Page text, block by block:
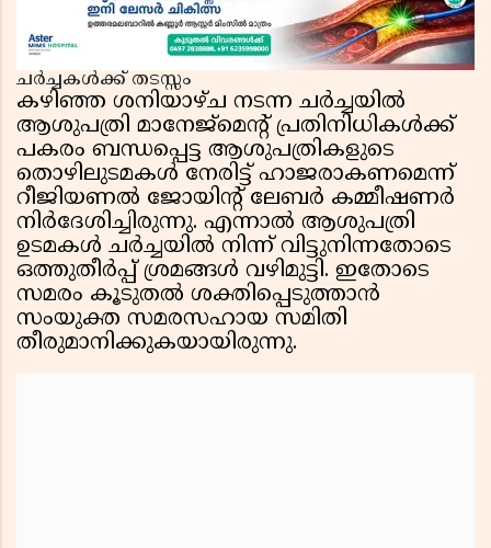
ചർച്ചകൾക്ക് തടസ്സം
കഴിഞ്ഞ ശനിയാഴ്ച നടന്ന ചർച്ചയിൽ
ആശുപത്രി മാനേജ്‌മെൻ്റ് പ്രതിനിധികൾക്ക്
പകരം ബന്ധപ്പെട്ട ആശുപത്രികളുടെ
തൊഴിലുടമകൾ നേരിട്ട് ഹാജരാകണമെന്ന്
റീജിയണൽ ജോയിന്റ് ലേബർ കമ്മീഷണർ
നിർദേശിച്ചിരുന്നു. എന്നാൽ ആശുപത്രി
ഉടമകൾ ചർച്ചയിൽ നിന്ന് വിട്ടുനിന്നതോടെ
ഒത്തുതീർപ്പ് ശ്രമങ്ങൾ വഴിമുട്ടി. ഇതോടെ
സമരം കൂടുതൽ ശക്തിപ്പെടുത്താൻ
സംയുക്ത സമരസഹായ സമിതി
തീരുമാനിക്കുകയായിരുന്നു.